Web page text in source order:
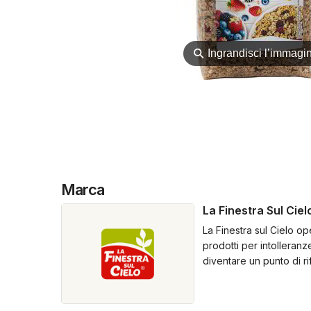
⚲Ingrandisci
Marca
La Finestra Sul
La Finestra sul Cielo
prodotti per
diventare un punto di